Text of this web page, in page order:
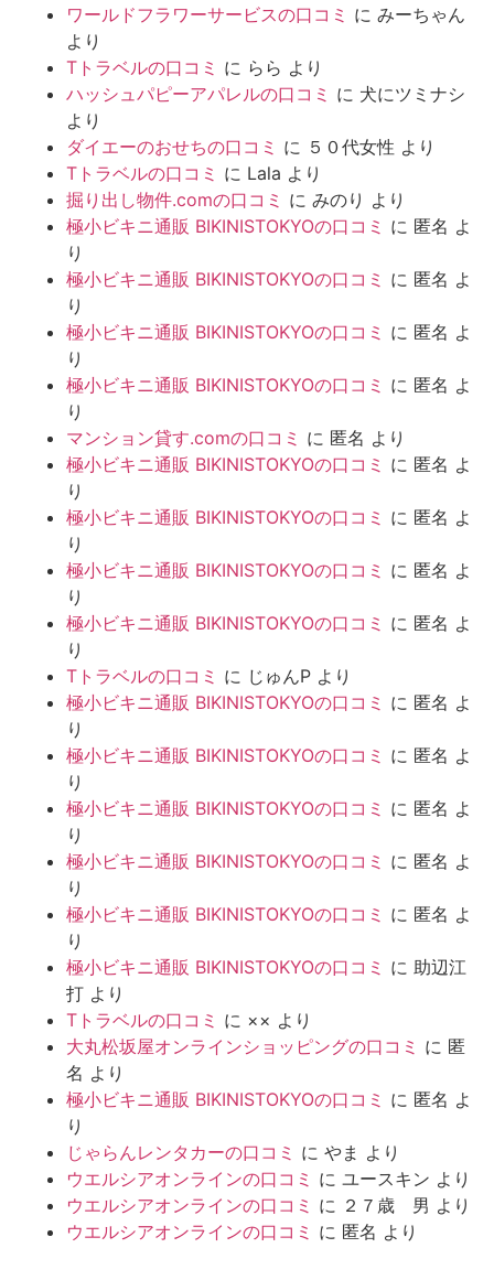
ワールドフラワーサービスの口コミ に みーちゃん
より
Tトラベルの口コミ に らら より
ハッシュパピーアパレルの口コミ に 犬にツミナシ
より
ダイエーのおせちの口コミ に ５０代女性 より
Tトラベルの口コミ に Lala より
掘り出し物件.comの口コミ に みのり より
極小ビキニ通販 BIKINISTOKYOの口コミ に 匿名 よ
り
極小ビキニ通販 BIKINISTOKYOの口コミ に 匿名 よ
り
極小ビキニ通販 BIKINISTOKYOの口コミ に 匿名 よ
り
極小ビキニ通販 BIKINISTOKYOの口コミ に 匿名 よ
り
マンション貸す.comの口コミ に 匿名 より
極小ビキニ通販 BIKINISTOKYOの口コミ に 匿名 よ
り
極小ビキニ通販 BIKINISTOKYOの口コミ に 匿名 よ
り
極小ビキニ通販 BIKINISTOKYOの口コミ に 匿名 よ
り
極小ビキニ通販 BIKINISTOKYOの口コミ に 匿名 よ
り
Tトラベルの口コミ に じゅんP より
極小ビキニ通販 BIKINISTOKYOの口コミ に 匿名 よ
り
極小ビキニ通販 BIKINISTOKYOの口コミ に 匿名 よ
り
極小ビキニ通販 BIKINISTOKYOの口コミ に 匿名 よ
り
極小ビキニ通販 BIKINISTOKYOの口コミ に 匿名 よ
り
極小ビキニ通販 BIKINISTOKYOの口コミ に 匿名 よ
り
極小ビキニ通販 BIKINISTOKYOの口コミ に 助辺江
打 より
Tトラベルの口コミ に ×× より
大丸松坂屋オンラインショッピングの口コミ に 匿
名 より
極小ビキニ通販 BIKINISTOKYOの口コミ に 匿名 よ
り
じゃらんレンタカーの口コミ に やま より
ウエルシアオンラインの口コミ に ユースキン より
ウエルシアオンラインの口コミ に ２７歳 男 より
ウエルシアオンラインの口コミ に 匿名 より